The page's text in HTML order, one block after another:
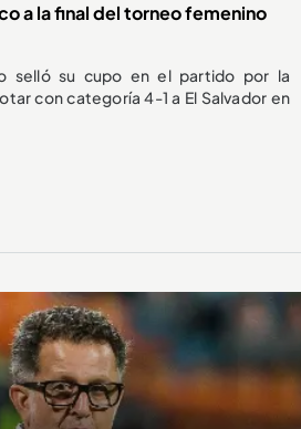
a la final del torneo femenino
selló su cupo en el partido por la
con categoría 4-1 a El Salvador en